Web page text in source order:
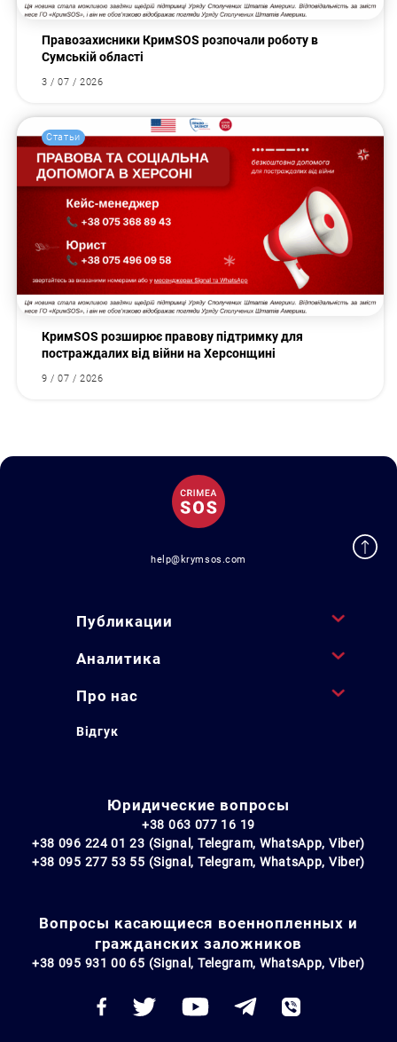
Правозахисники КримSOS розпочали роботу в
Сумській області
3 / 07 / 2026
Статьи
КримSOS розширює правову підтримку для
постраждалих від війни на Херсонщині
9 / 07 / 2026
help@krymsos.com
Публикации
Аналитика
Про нас
Відгук
Юридические вопросы
+38 063 077 16 19
+38 096 224 01 23 (Signal, Telegram, WhatsApp, Viber)
+38 095 277 53 55 (Signal, Telegram, WhatsApp, Viber)
Вопросы касающиеся военнопленных и
гражданских заложников
+38 095 931 00 65 (Signal, Telegram, WhatsApp, Viber)